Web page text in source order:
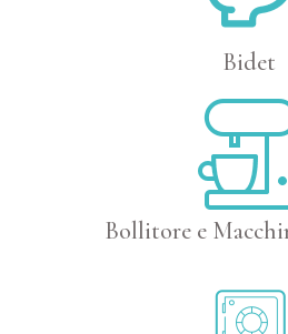
Bidet
Bollitore e